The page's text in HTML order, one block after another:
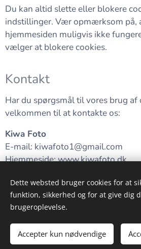
Du kan altid slette eller blokere
indstillinger. Vær opmærksom på,
hjemmesiden muligvis ikke
vælger at blokere cookies.
Kontakt
Har du spørgsmål til vores brug af
velkommen til at kontakte os:
Kiwa Foto
E-mail: kiwafoto1@gmail.com
Hjemmeside: www.kiwafoto.dk
Alt billed- og videomateriale på denne
Powered by www.kiwafoto.dk
Dette websted bruger cookies for at
funktion, sikkerhed og for at give dig
brugeroplevelse.
Accepter kun nødvendige